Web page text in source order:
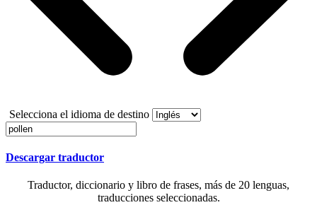
Selecciona el idioma de destino
Descargar traductor
Traductor, diccionario y libro de frases, más de 20 lenguas,
traducciones seleccionadas.